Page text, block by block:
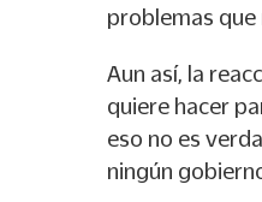
problemas
Aun así, la
quiere hacer
eso no es
ningún